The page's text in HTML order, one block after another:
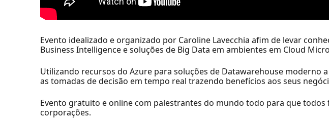
Evento idealizado e organizado por Caroline Lavecchia afim de levar
Business Intelligence e soluções de Big Data em ambientes em Cloud
Utilizando recursos do Azure para soluções de Datawarehouse
as tomadas de decisão em tempo real trazendo benefícios aos seus
Evento gratuito e online com palestrantes do mundo todo para que
corporações.